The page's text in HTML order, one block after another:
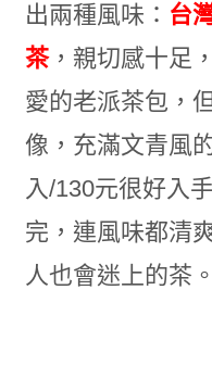
出兩種風味： 台
茶，親切感十足
愛的老派茶包，
像，充滿文青風
入/130元很好入
完，連風味都清
人也會迷上的茶。